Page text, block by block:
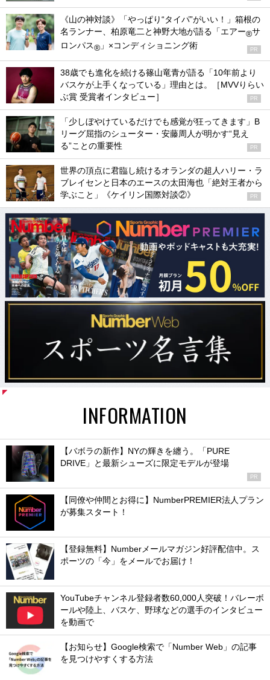
《山の神対談》「やっぱり“タイパ”がいい！」箱根の
名ランナー、柏原竜二と神野大地が語る「エアー®サ
ロンパス® 」×コンディショニング術 PR
38歳でも進化を続ける篠山竜青が語る「10年前より
バスケが上手くなっている」理由とは。［MVVりらい
ぶ賞 受賞者インタビュー］
PR
「少しぼやけているだけでも感覚が狂ってきます」B
リーグ屈指のシューター・安藤周人が明かす“見え
る”ことの重要性
PR
世界の頂点に君臨し続けるオランダの超人ハリー・ラ
ブレイセンと日本のエースの太田海也「絶対王者から
学ぶこと」《ケイリン国際対談②》
PR
INFORMATION
【バボラの新作】NYの輝きを纏う。「PURE
DRIVE」と最新シューズに限定モデルが登場
PR
【同僚や仲間とお得に】NumberPREMIER法人プラン
が募集スタート！
【登録無料】Numberメールマガジン好評配信中。ス
ポーツの「今」をメールでお届け！
YouTubeチャンネル登録者数60,000人突破！バレーボ
ールや陸上、バスケ、野球などの選手のインタビュー
を動画で
【お知らせ】Google検索で「Number Web」の記事
を見つけやすくする方法